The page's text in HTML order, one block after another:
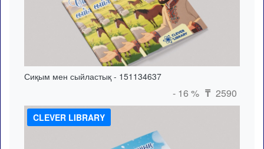
Сиқым мен сыйластық - 151134637
- 16 % ₸ 2590
CLEVER LIBRARY